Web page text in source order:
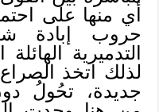
أي منها على
حروب إبادة
التدميرية
لذلك اتخذ
جديدة، تحُولُ